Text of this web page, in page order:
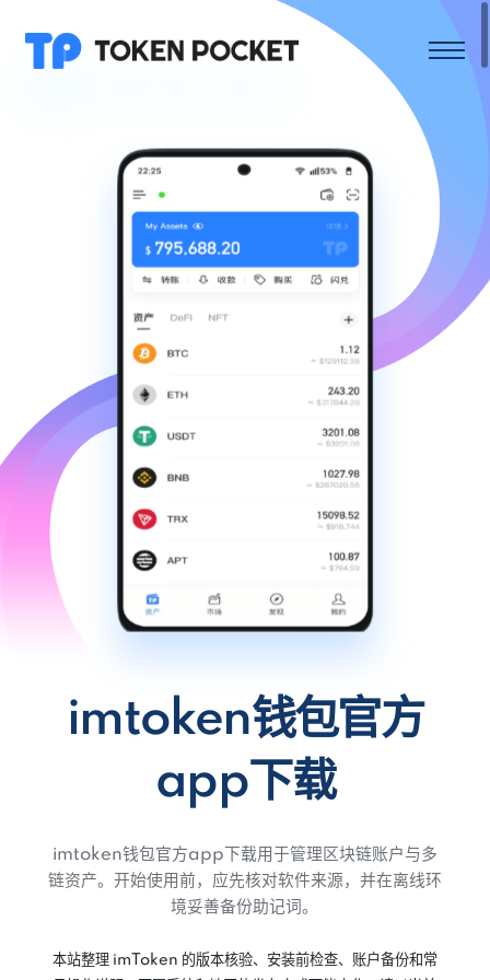
imtoken钱包官方
app下载
imtoken钱包官方app下载用于管理区块链账户与多
链资产。开始使用前，应先核对软件来源，并在离线环
境妥善备份助记词。
本站整理 imToken 的版本核验、安装前检查、账户备份和常